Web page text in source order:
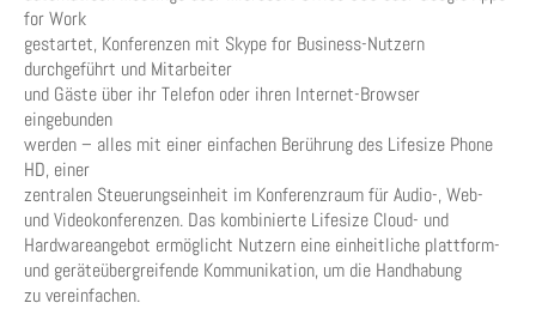
for Work
gestartet, Konferenzen mit Skype for Business-Nutzern
durchgeführt und Mitarbeiter
und Gäste über ihr Telefon oder ihren Internet-Browser
eingebunden
werden – alles mit einer einfachen Berührung des Lifesize Phone
HD, einer
zentralen Steuerungseinheit im Konferenzraum für Audio-, Web-
und Videokonferenzen. Das kombinierte Lifesize Cloud- und
Hardwareangebot ermöglicht Nutzern eine einheitliche plattform-
und geräteübergreifende Kommunikation, um die Handhabung
zu vereinfachen.